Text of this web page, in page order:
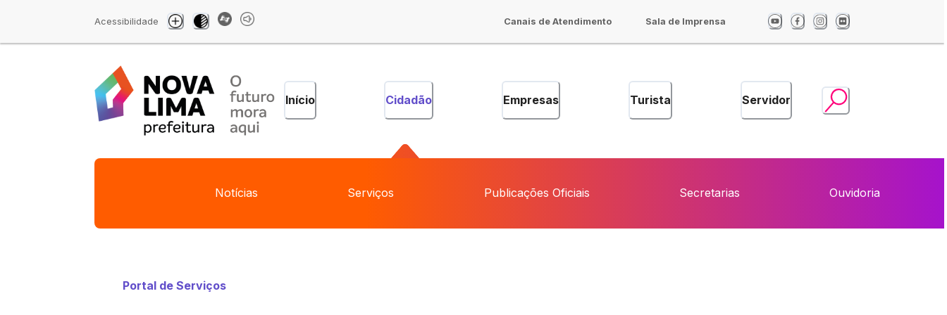
Acessibilidade Canais de Atendimento Sala de Imprensa
Início Cidadão Empresas Turista Servidor
Notícias Serviços Publicações Oficiais Secretarias Ouvidoria
Portal de Serviços